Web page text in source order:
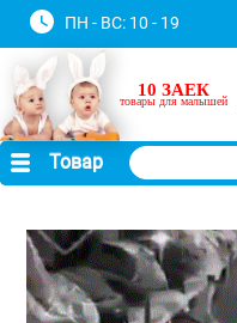
ПН - ВС: 10 - 19
10 ЗАЕК
товары для малышей
Товар